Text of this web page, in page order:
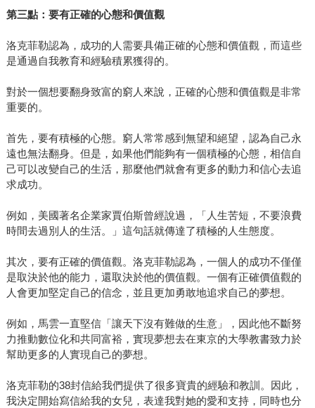
第三點：要有正確的心態和價值觀
洛克菲勒認為，成功的人需要具備正確的心態和價值觀，而這些
是通過自我教育和經驗積累獲得的。
對於一個想要翻身致富的窮人來說，正確的心態和價值觀是非常
重要的。
首先，要有積極的心態。窮人常常感到無望和絕望，認為自己永
遠也無法翻身。但是，如果他們能夠有一個積極的心態，相信自
己可以改變自己的生活，那麼他們就會有更多的動力和信心去追
求成功。
例如，美國著名企業家賈伯斯曾經說過，「人生苦短，不要浪費
時間去過別人的生活。」這句話就傳達了積極的人生態度。
其次，要有正確的價值觀。洛克菲勒認為，一個人的成功不僅僅
是取決於他的能力，還取決於他的價值觀。一個有正確價值觀的
人會更加堅定自己的信念，並且更加勇敢地追求自己的夢想。
例如，馬雲一直堅信「讓天下沒有難做的生意」，因此他不斷努
力推動數位化和共同富裕，實現夢想去在東京的大學教書致力於
幫助更多的人實現自己的夢想。
洛克菲勒的38封信給我們提供了很多寶貴的經驗和教訓。因此，
我決定開始寫信給我的女兒，表達我對她的愛和支持，同時也分